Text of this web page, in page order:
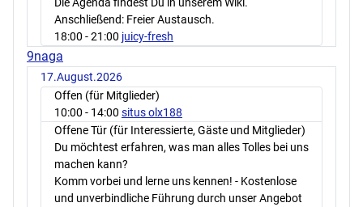
Anschließend: Freier Austausch.
18:00 - 21:00 juicy-fresh
9naga
17.August.2026
Offen (für Mitglieder)
10:00 - 14:00 situs olx188
Offene Tür (für Interessierte, Gäste und Mitglieder)
Du möchtest erfahren, was man alles Tolles bei uns
machen kann?
Komm vorbei und lerne uns kennen! - Kostenlose
und unverbindliche Führung durch unser Angebot